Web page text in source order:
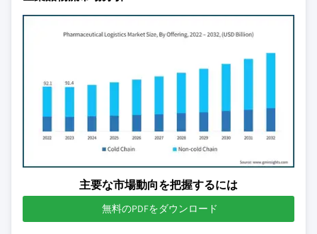
主要な市場動向を把握するには
無料のPDFをダウンロード